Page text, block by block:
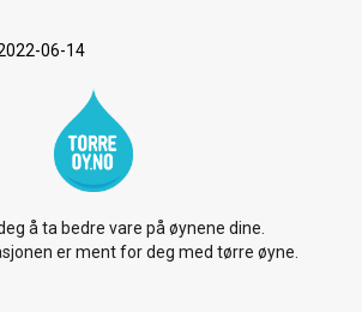
06-14
å ta bedre vare på øynene dine.
er ment for deg med tørre øyne.